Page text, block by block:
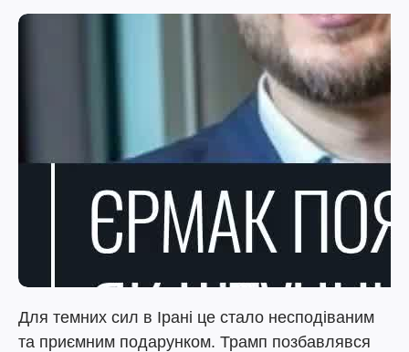
Для темних сил в Ірані це стало несподіваним
та приємним подарунком. Трамп позбавлявся